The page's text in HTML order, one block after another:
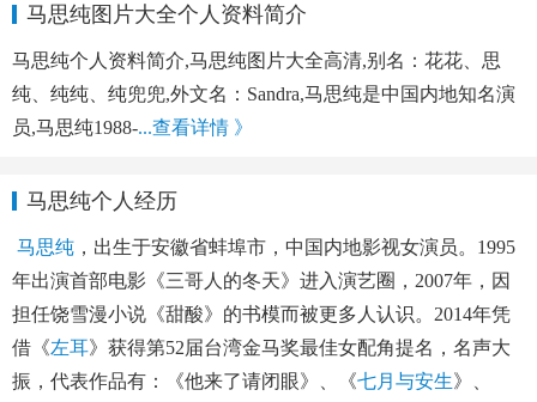
马思纯图片大全个人资料简介
马思纯个人资料简介,马思纯图片大全高清,别名：花花、思
纯、纯纯、纯兜兜,外文名：Sandra,马思纯是中国内地知名演
员,马思纯1988-...查看详情 》
马思纯个人经历
马思纯 ，出生于安徽省蚌埠市，中国内地影视女演员。1995
年出演首部电影《三哥人的冬天》进入演艺圈，2007年，因
担任饶雪漫小说《甜酸》的书模而被更多人认识。2014年凭
借《左耳》获得第52届台湾金马奖最佳女配角提名，名声大
振，代表作品有：《他来了请闭眼》、《七月与安生》、